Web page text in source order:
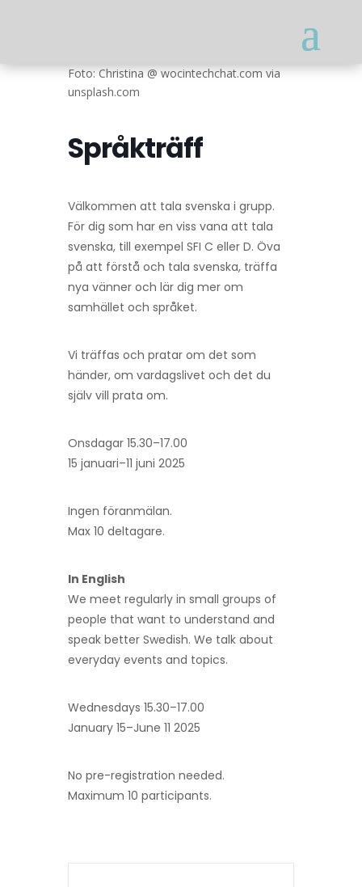
Foto: Christina @ wocintechchat.com via
unsplash.com
Språkträff
Välkommen att tala svenska i grupp.
För dig som har en viss vana att tala
svenska, till exempel SFI C eller D. Öva
på att förstå och tala svenska, träffa
nya vänner och lär dig mer om
samhället och språket.
Vi träffas och pratar om det som
händer, om vardagslivet och det du
själv vill prata om.
Onsdagar 15.30–17.00
15 januari–11 juni 2025
Ingen föranmälan.
Max 10 deltagare.
In English
We meet regularly in small groups of
people that want to understand and
speak better Swedish. We talk about
everyday events and topics.
Wednesdays 15.30–17.00
January 15–June 11 2025
No pre-registration needed.
Maximum 10 participants.